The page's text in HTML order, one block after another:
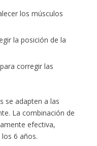
los músculos
la posición de la
corregir las
se adapten a las
La combinación de
efectiva,
6 años.